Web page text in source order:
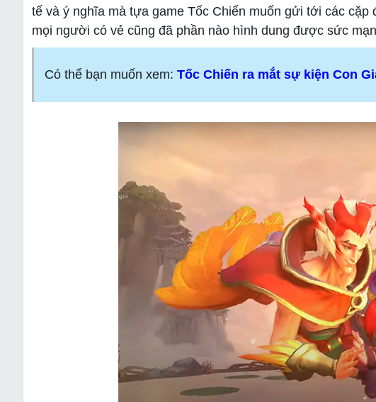
tế và ý nghĩa mà tựa game Tốc Chiến muốn gửi tới các cặp
mọi người có vẻ cũng đã phần nào hình dung được sức
Có thể bạn muốn xem: Tốc Chiến ra mắt sự kiện Con